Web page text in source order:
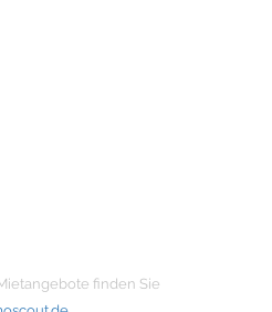
finden Sie